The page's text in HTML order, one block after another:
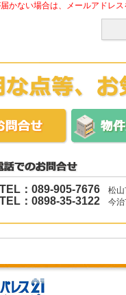
かない場合は、メールアドレ
TEL：089-905-7676松山
TEL：0898-35-3122今治